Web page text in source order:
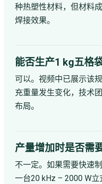
种热塑性材料，但材料
焊接效果。
能否生产1 kg五格袋
可以。视频中已展示该
充重量发生变化，技术
布局。
产量增加时是否需
不一定。如果需要快速
一台20 kHz – 2000 W